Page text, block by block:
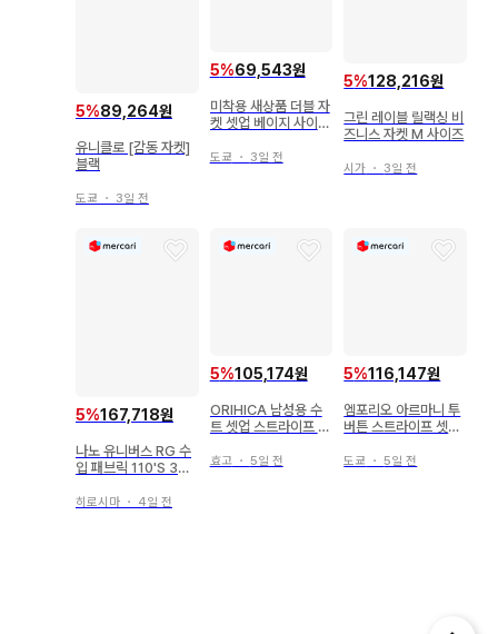
5%89,264원
유니클로 [감동 자켓]
블랙
도쿄 ・ 3일 전
5%69,543원
미착용 새상품 더블 자
켓 셋업 베이지 사이즈
도쿄 ・ 3일 전
5%128,216원
그린 레이블 릴랙싱 비
즈니스 자켓 M 사이즈
시가 ・ 3일 전
5%167,718원
나노 유니버스 RG 수
입 패브릭 110'S 3피
히로시마 ・ 4일 전
5%105,174원
ORIHICA 남성용 수
트 셋업 스트라이프 네
효고・ 5일 전
5%116,147원
엠포리오 아르마니 투
버튼 스트라이프 셋업
도쿄 ・5일 전